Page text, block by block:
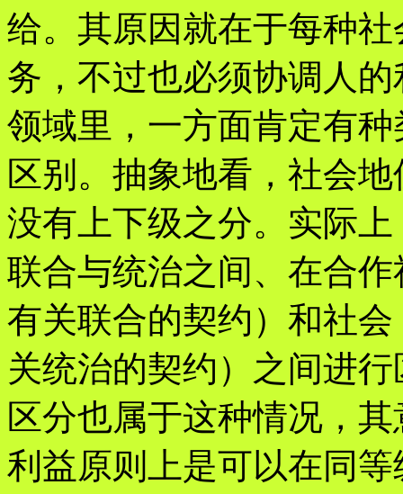
给。其原因就在于每种
务，不过也必须协调人
领域里，一方面肯定有
区别。抽象地看，社会
没有上下级之分。实际
联合与统治之间、在合作
有关联合的契约）和社会
关统治的契约）之间进
区分也属于这种情况，
利益原则上是可以在同